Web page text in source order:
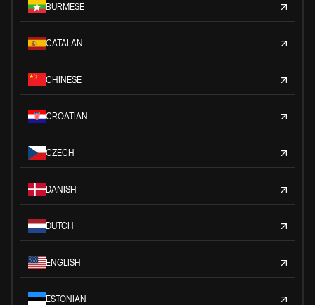
BURMESE
CATALAN
CHINESE
CROATIAN
CZECH
DANISH
DUTCH
ENGLISH
ESTONIAN